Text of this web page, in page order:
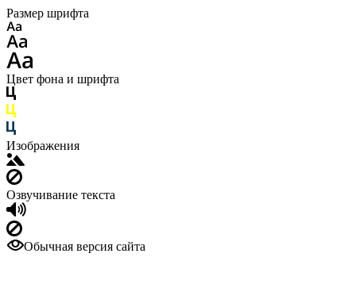
Размер шрифта
Цвет фона и шрифта
Изображения
Озвучивание текста
Обычная версия сайта